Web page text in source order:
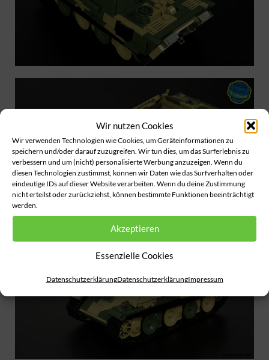
Wir nutzen Cookies
Wir verwenden Technologien wie Cookies, um Geräteinformationen zu
speichern und/oder darauf zuzugreifen. Wir tun dies, um das Surferlebnis zu
verbessern und um (nicht) personalisierte Werbung anzuzeigen. Wenn du
diesen Technologien zustimmst, können wir Daten wie das Surfverhalten oder
eindeutige IDs auf dieser Website verarbeiten. Wenn du deine Zustimmung
nicht erteilst oder zurückziehst, können bestimmte Funktionen beeinträchtigt
werden.
Akzeptieren
Essenzielle Cookies
DatenschutzerklärungDatenschutzerklärungImpressum